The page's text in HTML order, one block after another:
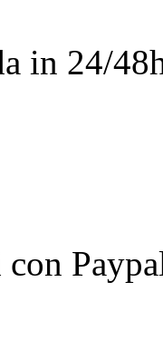
in 24/
con